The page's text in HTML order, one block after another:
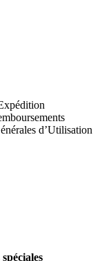
d’Utilisation